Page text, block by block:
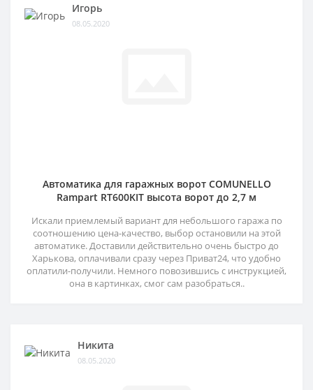
Игорь
08.05.2020
Автоматика для гаражных ворот COMUNELLO
Rampart RT600KIT высота ворот до 2,7 м
Искали приемлемый вариант для небольшого гаража по
соотношению цена-качество, выбор остановили на этой
автоматике. Доставили действительно очень быстро до
Харькова, оплачивали сразу через Приват24, что удобно
оплатили-получили. Немного повозившись с инструкцией,
она в картинках, смог сам разобраться..
Никита
08.05.2020